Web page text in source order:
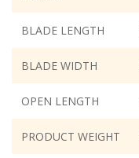
BLADE LENGTH
BLADE WIDTH
OPEN LENGTH
PRODUCT WEIGHT